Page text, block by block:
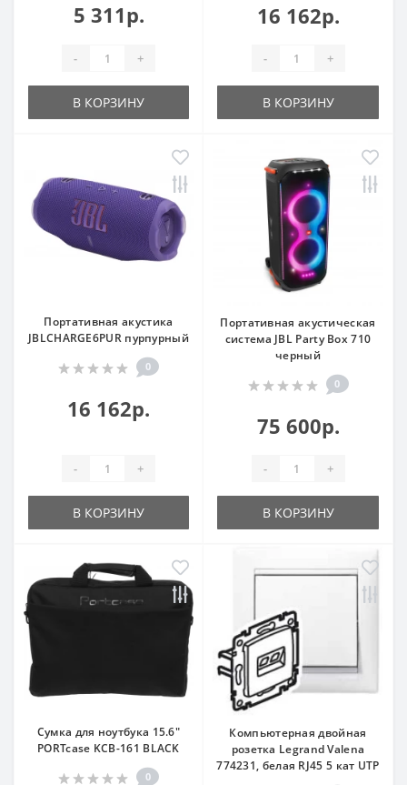
5 311р.
- +
В КОРЗИНУ
16 162р.
- +
В КОРЗИНУ
Портативная акустика
JBLCHARGE6PUR пурпурный
0
16 162р.
- +
В КОРЗИНУ
Портативная акустическая
система JBL Party Box 710
черный
0
75 600р.
- +
В КОРЗИНУ
Сумка для ноутбука 15.6"
PORTcase KCB-161 BLACK
0
Компьютерная двойная
розетка Legrand Valena
774231, белая RJ45 5 кат UTP